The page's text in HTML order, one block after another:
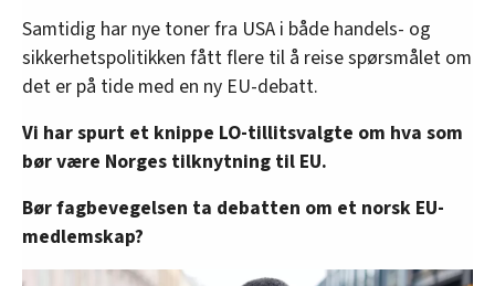
Samtidig har nye toner fra USA i både handels- og
sikkerhetspolitikken fått flere til å reise spørsmålet om
det er på tide med en ny EU-debatt.
Vi har spurt et knippe LO-tillitsvalgte om hva som
bør være Norges tilknytning til EU.
Bør fagbevegelsen ta debatten om et norsk EU-
medlemskap?